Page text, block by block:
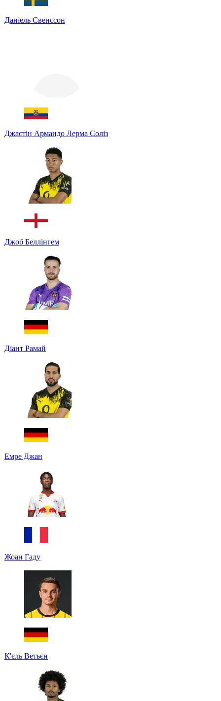
Даніель Свенссон
Джастін Армандо Лерма Соліз
Джоб Беллінгем
Діант Рамай
Емре Джан
Жоан Гаду
К'єль Ветьєн